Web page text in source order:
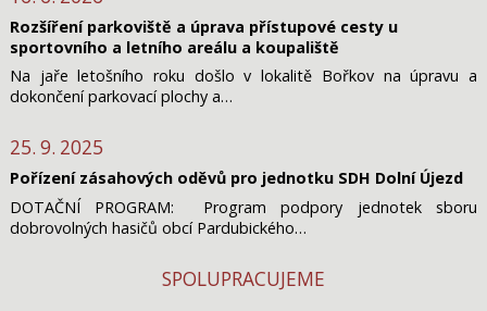
Rozšíření parkoviště a úprava přístupové cesty u
sportovního a letního areálu a koupaliště
Na jaře letošního roku došlo v lokalitě Bořkov na úpravu a
dokončení parkovací plochy a…
25. 9. 2025
Pořízení zásahových oděvů pro jednotku SDH Dolní Újezd
DOTAČNÍ PROGRAM: Program podpory jednotek sboru
dobrovolných hasičů obcí Pardubického…
SPOLUPRACUJEME